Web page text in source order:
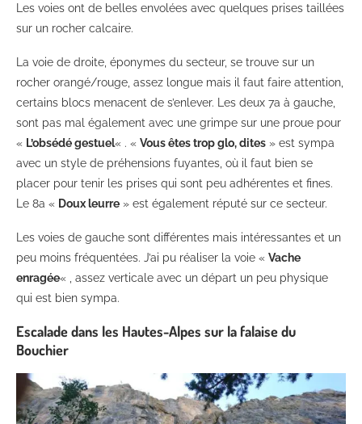
Les voies ont de belles envolées avec quelques prises taillées
sur un rocher calcaire.
La voie de droite, éponymes du secteur, se trouve sur un
rocher orangé/rouge, assez longue mais il faut faire attention,
certains blocs menacent de s’enlever. Les deux 7a à gauche,
sont pas mal également avec une grimpe sur une proue pour
« L’obsédé gestuel« . « Vous êtes trop glo, dites » est sympa
avec un style de préhensions fuyantes, où il faut bien se
placer pour tenir les prises qui sont peu adhérentes et fines.
Le 8a « Doux leurre » est également réputé sur ce secteur.
Les voies de gauche sont différentes mais intéressantes et un
peu moins fréquentées. J’ai pu réaliser la voie « Vache
enragée« , assez verticale avec un départ un peu physique
qui est bien sympa.
Escalade dans les Hautes-Alpes sur la falaise du
Bouchier